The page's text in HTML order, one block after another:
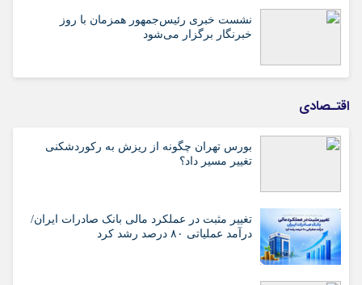
نشست خبری رئیس‌جمهور همزمان با روز
خبرنگار برگزار می‌شود
اقتـصادی
بورس تهران چگونه از ریزش به رکوردشکنی
تغییر مسیر داد؟
تغییر مثبت در عملکرد مالی بانک صادرات ایران/
درآمد عملیاتی ۸۰ درصد رشد کرد